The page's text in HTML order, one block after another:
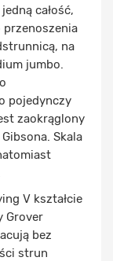
całość,
na
jumbo.
pojedynczy
zaokrąglony
Skala
V kształcie
Grover
bez
strun